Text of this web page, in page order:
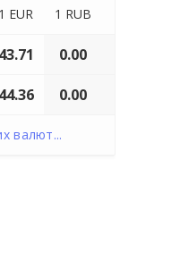
1 EUR 1 RUB
43.71 0.00
44.36 0.00
валют...